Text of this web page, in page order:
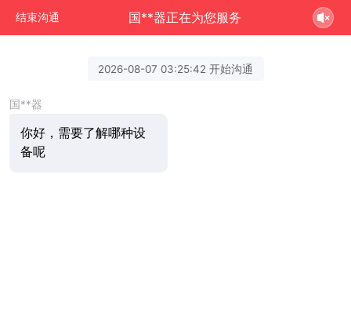
结束沟通 国**器正在为您服务
2026-08-07 03:25:42 开始沟通
国**器
你好，需要了解哪种设
备呢